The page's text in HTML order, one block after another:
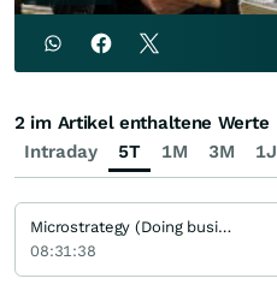
Intraday 5T 1M 3M 1J
2 im Artikel enthaltene Werte
Microstrategy (Doing business Strategy) (A)
08:31:38